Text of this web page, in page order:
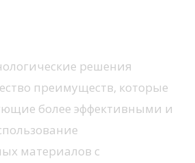
решения
преимуществ, которые
более эффективными и
материалов с